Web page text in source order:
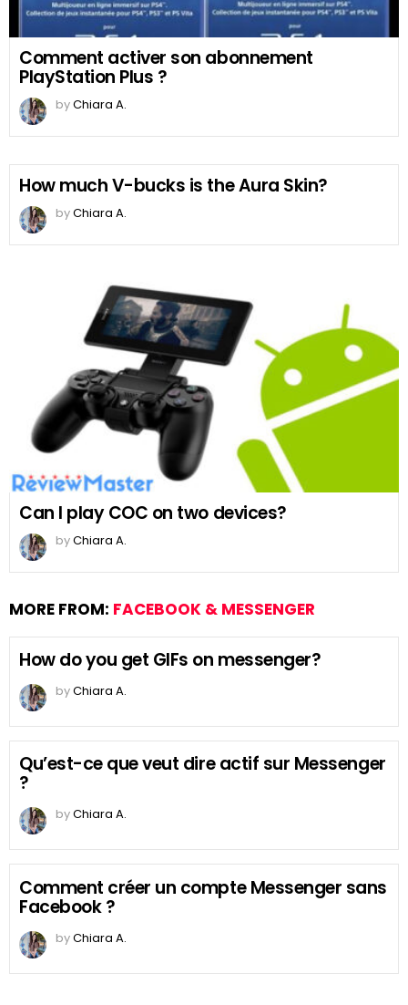
Comment activer son abonnement
PlayStation Plus ?
byChiara A.
How much V-bucks is the Aura Skin?
byChiara A.
Can I play COC on two devices?
byChiara A.
MORE FROM: FACEBOOK & MESSENGER
How do you get GIFs on messenger?
byChiara A.
Qu’est-ce que veut dire actif sur Messenger
?
byChiara A.
Comment créer un compte Messenger sans
Facebook ?
byChiara A.